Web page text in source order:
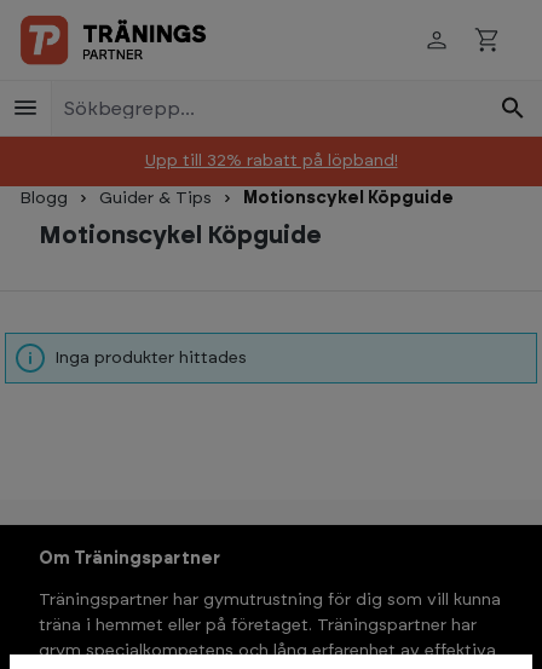
Skip to main content
Upp till 32% rabatt på löpband!
Blogg Guider & Tips Motionscykel Köpguide
Motionscykel Köpguide
Inga produkter hittades
Om Träningspartner
Träningspartner har gymutrustning för dig som vill kunna
träna i hemmet eller på företaget. Träningspartner har
grym specialkompetens och lång erfarenhet av effektiva